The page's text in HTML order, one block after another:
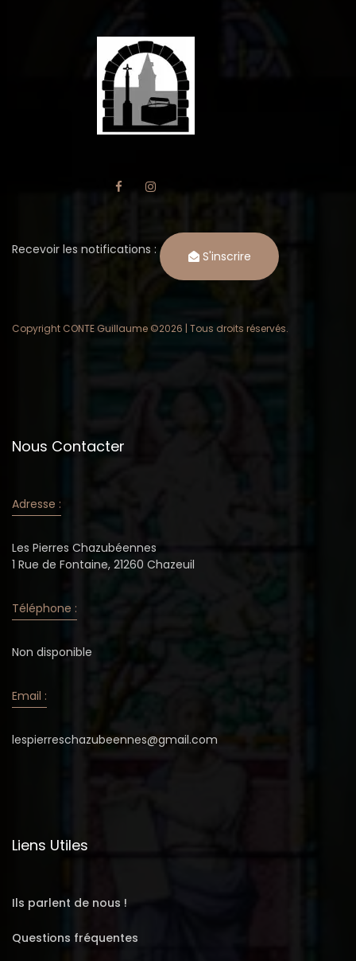
Recevoir les notifications : S'inscrire
Copyright CONTE Guillaume ©2026 | Tous droits réservés.
Nous Contacter
Adresse :
Les Pierres Chazubéennes
1 Rue de Fontaine, 21260 Chazeuil
Téléphone :
Non disponible
Email :
lespierreschazubeennes@gmail.com
Liens Utiles
Ils parlent de nous !
Questions fréquentes